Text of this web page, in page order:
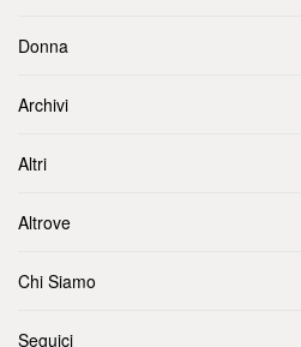
Donna
Archivi
Altri
Altrove
Chi Siamo
Seguici